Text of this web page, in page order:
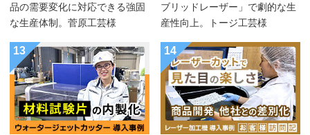
品の需要変化に対応できる強固
な生産体制。菅原工芸様
ブリッドレーザー」で劇的な生
産性向上。トージ工芸様
13 14